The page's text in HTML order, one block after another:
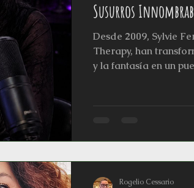
Susurros
Desde 2009, Sylvie
Therapy, han
y la fantasía en un
también ha
donde el análisis
Rogelio Cessario